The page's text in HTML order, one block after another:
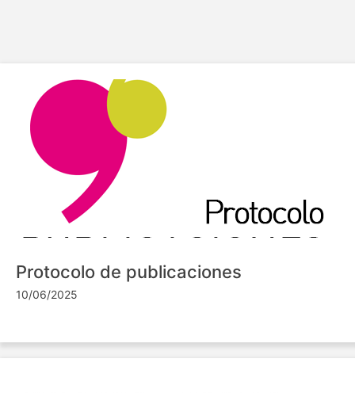
Protocolo de publicaciones
10/06/2025